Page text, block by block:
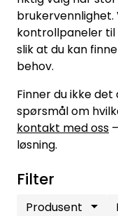
kontrollpaneler til
slik at du kan
behov.
Finner du ikke
spørsmål om
kontakt med oss
løsning.
Filter
Produsent